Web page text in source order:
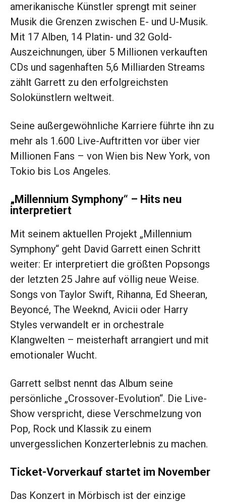
amerikanische Künstler sprengt mit seiner
Musik die Grenzen zwischen E- und U-Musik.
Mit 17 Alben, 14 Platin- und 32 Gold-
Auszeichnungen, über 5 Millionen verkauften
CDs und sagenhaften 5,6 Milliarden Streams
zählt Garrett zu den erfolgreichsten
Solokünstlern weltweit.
Seine außergewöhnliche Karriere führte ihn zu
mehr als 1.600 Live-Auftritten vor über vier
Millionen Fans – von Wien bis New York, von
Tokio bis Los Angeles.
„Millennium Symphony“ – Hits neu
interpretiert
Mit seinem aktuellen Projekt „Millennium
Symphony“ geht David Garrett einen Schritt
weiter: Er interpretiert die größten Popsongs
der letzten 25 Jahre auf völlig neue Weise.
Songs von Taylor Swift, Rihanna, Ed Sheeran,
Beyoncé, The Weeknd, Avicii oder Harry
Styles verwandelt er in orchestrale
Klangwelten – meisterhaft arrangiert und mit
emotionaler Wucht.
Garrett selbst nennt das Album seine
persönliche „Crossover-Evolution“. Die Live-
Show verspricht, diese Verschmelzung von
Pop, Rock und Klassik zu einem
unvergesslichen Konzerterlebnis zu machen.
Ticket-Vorverkauf startet im November
Das Konzert in Mörbisch ist der einzige